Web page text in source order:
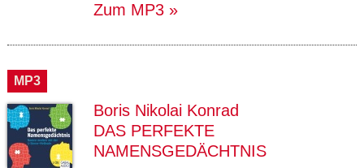
Zum MP3
MP3
Boris Nikolai Konrad
DAS PERFEKTE
NAMENSGEDÄCHTNIS